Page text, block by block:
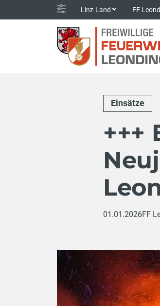
Linz-Land FF
Einsätze
+++
01.01.2026FF